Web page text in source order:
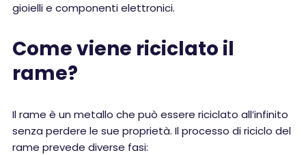
gioielli e componenti elettronici.
Come viene riciclato il
rame?
Il rame è un metallo che può essere riciclato all’infinito
senza perdere le sue proprietà. Il processo di riciclo del
rame prevede diverse fasi: